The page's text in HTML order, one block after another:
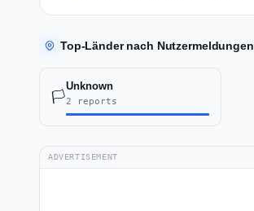
Top-Länder nach Nutzermeldungen
🏳️
Unknown
2 reports
ADVERTISEMENT